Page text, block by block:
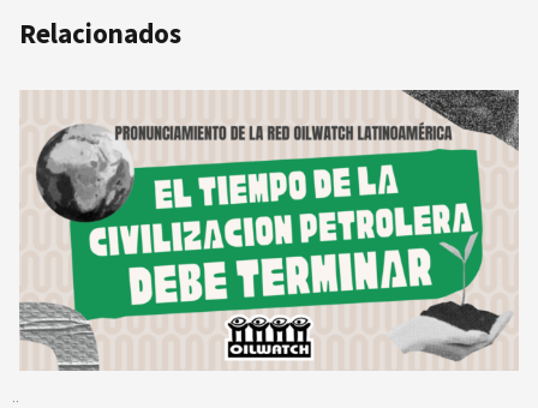
Relacionados